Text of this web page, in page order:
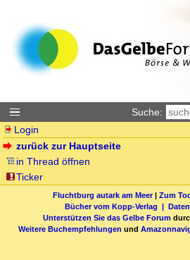
Suche:
Login
zurück zur Hauptseite
in Thread öffnen
Ticker
Fluchtburg autark am Meer| Zum
Bücher vom Kopp-Verlag |
Unterstützen Sie das Gelbe Forum
Weitere Buchempfehlungen und